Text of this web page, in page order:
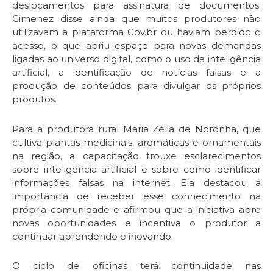
deslocamentos para assinatura de documentos.
Gimenez disse ainda que muitos produtores não
utilizavam a plataforma Gov.br ou haviam perdido o
acesso, o que abriu espaço para novas demandas
ligadas ao universo digital, como o uso da inteligência
artificial, a identificação de notícias falsas e a
produção de conteúdos para divulgar os próprios
produtos.
Para a produtora rural Maria Zélia de Noronha, que
cultiva plantas medicinais, aromáticas e ornamentais
na região, a capacitação trouxe esclarecimentos
sobre inteligência artificial e sobre como identificar
informações falsas na internet. Ela destacou a
importância de receber esse conhecimento na
própria comunidade e afirmou que a iniciativa abre
novas oportunidades e incentiva o produtor a
continuar aprendendo e inovando.
O ciclo de oficinas terá continuidade nas